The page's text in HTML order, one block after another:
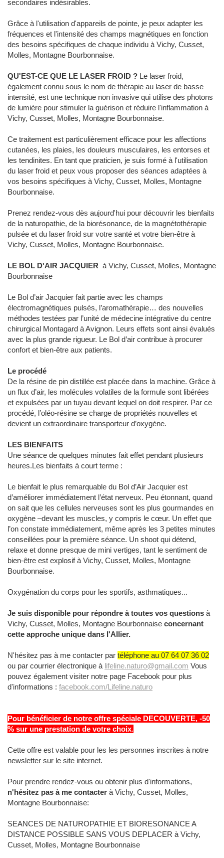
secondaires indésirables.
Grâce à l'utilisation d'appareils de pointe, je peux adapter les
fréquences et l'intensité des champs magnétiques en fonction
des besoins spécifiques de chaque individu à Vichy, Cusset,
Molles, Montagne Bourbonnaise.
QU'EST-CE QUE LE LASER FROID ? Le laser froid,
également connu sous le nom de thérapie au laser de basse
intensité, est une technique non invasive qui utilise des photons
de lumière pour stimuler la guérison et réduire l'inflammation à
Vichy, Cusset, Molles, Montagne Bourbonnaise.
Ce traitement est particulièrement efficace pour les affections
cutanées, les plaies, les douleurs musculaires, les entorses et
les tendinites. En tant que praticien, je suis formé à l'utilisation
du laser froid et peux vous proposer des séances adaptées à
vos besoins spécifiques à Vichy, Cusset, Molles, Montagne
Bourbonnaise.
Prenez rendez-vous dès aujourd'hui pour découvrir les bienfaits
de la naturopathie, de la biorésonance, de la magnétothérapie
pulsée et du laser froid sur votre santé et votre bien-être à
Vichy, Cusset, Molles, Montagne Bourbonnaise.
LE BOL D'AIR JACQUIER à Vichy, Cusset, Molles, Montagne
Bourbonnaise
Le Bol d’air Jacquier fait partie avec les champs
électromagnétiques pulsés, l’aromathérapie… des nouvelles
méthodes testées par l’unité de médecine intégrative du centre
chirurgical Montagard à Avignon. Leurs effets sont ainsi évalués
avec la plus grande rigueur. Le Bol d’air contribue à procurer
confort et bien-être aux patients.
Le procédé
De la résine de pin distillée est placée dans la machine. Grâce à
un flux d’air, les molécules volatiles de la formule sont libérées
et expulsées par un tuyau devant lequel on doit respirer. Par ce
procédé, l’oléo-résine se charge de propriétés nouvelles et
devient un extraordinaire transporteur d’oxygène.
LES BIENFAITS
Une séance de quelques minutes fait effet pendant plusieurs
heures.Les bienfaits à court terme :
Le bienfait le plus remarquable du Bol d’Air Jacquier est
d’améliorer immédiatement l’état nerveux. Peu étonnant, quand
on sait que les cellules nerveuses sont les plus gourmandes en
oxygène –devant les muscles, y compris le cœur. Un effet que
l’on constate immédiatement, même après les 3 petites minutes
conseillées pour la première séance. Un shoot qui détend,
relaxe et donne presque de mini vertiges, tant le sentiment de
bien-être est explosif à Vichy, Cusset, Molles, Montagne
Bourbonnaise.
Oxygénation du corps pour les sportifs, asthmatiques...
Je suis disponible pour répondre à toutes vos questions à
Vichy, Cusset, Molles, Montagne Bourbonnaise concernant
cette approche unique dans l'Allier.
N'hésitez pas à me contacter par téléphone au 07 64 07 36 02
ou par courrier électronique à lifeline.naturo@gmail.com Vous
pouvez également visiter notre page Facebook pour plus
d'informations : facebook.com/Lifeline.naturo
Pour bénéficier de notre offre spéciale DECOUVERTE, -50
% sur une prestation de votre choix.
Cette offre est valable pour les les personnes inscrites à notre
newsletter sur le site internet.
Pour prendre rendez-vous ou obtenir plus d'informations,
n'hésitez pas à me contacter à Vichy, Cusset, Molles,
Montagne Bourbonnaise:
SEANCES DE NATUROPATHIE ET BIORESONANCE A
DISTANCE POSSIBLE SANS VOUS DEPLACER à Vichy,
Cusset, Molles, Montagne Bourbonnaise